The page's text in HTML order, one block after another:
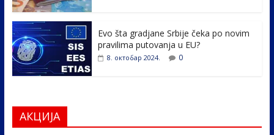
Evo šta gradjane Srbije čeka po novim
pravilima putovanja u EU?
8. октобар 2024. 0
АКЦИЈА